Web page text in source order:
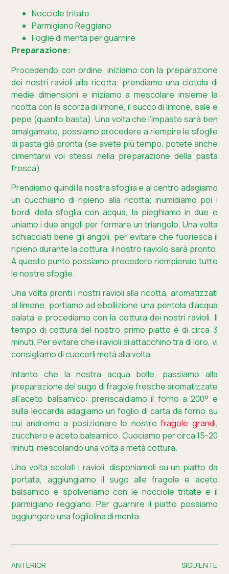
Nocciole tritate
Parmigiano Reggiano
Foglie di menta per guarnire
Preparazione:
Procedendo con ordine, iniziamo con la preparazione
dei nostri ravioli alla ricotta: prendiamo una ciotola di
medie dimensioni e iniziamo a mescolare insieme la
ricotta con la scorza di limone, il succo di limone, sale e
pepe (quanto basta). Una volta che l’impasto sarà ben
amalgamato, possiamo procedere a riempire le sfoglie
di pasta già pronta (se avete più tempo, potete anche
cimentarvi voi stessi nella preparazione della pasta
fresca).
Prendiamo quindi la nostra sfoglia e al centro adagiamo
un cucchiaino di ripieno alla ricotta; inumidiamo poi i
bordi della sfoglia con acqua, la pieghiamo in due e
uniamo i due angoli per formare un triangolo. Una volta
schiacciati bene gli angoli, per evitare che fuoriesca il
ripieno durante la cottura, il nostro raviolo sarà pronto.
A questo punto possiamo procedere riempiendo tutte
le nostre sfoglie.
Una volta pronti i nostri ravioli alla ricotta, aromatizzati
al limone, portiamo ad ebollizione una pentola d’acqua
salata e procediamo con la cottura dei nostri ravioli. Il
tempo di cottura del nostro primo piatto è di circa 3
minuti. Per evitare che i ravioli si attacchino tra di loro, vi
consigliamo di cuocerli metà alla volta.
Intanto che la nostra acqua bolle, passiamo alla
preparazione del sugo di fragole fresche aromatizzate
all’aceto balsamico: preriscaldiamo il forno a 200° e
sulla leccarda adagiamo un foglio di carta da forno su
cui andremo a posizionare le nostrefragole grandi,
zucchero e aceto balsamico. Cuociamo per circa 15-20
minuti, mescolando una volta a metà cottura.
Una volta scolati i ravioli, disponiamoli su un piatto da
portata, aggiungiamo il sugo alle fragole e aceto
balsamico e spolveriamo con le nocciole tritate e il
parmigiano reggiano. Per guarnire il piatto possiamo
aggiungere una fogliolina di menta.
ANTERIOR SIGUIENTE